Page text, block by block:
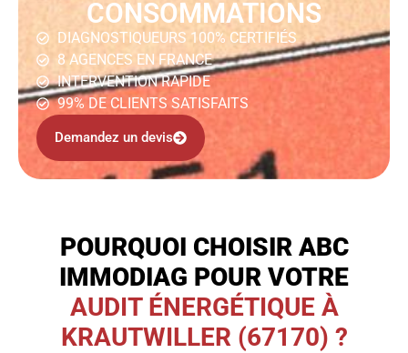
CONSOMMATIONS
DIAGNOSTIQUEURS 100% CERTIFIÉS
8 AGENCES EN FRANCE
INTERVENTION RAPIDE
99% DE CLIENTS SATISFAITS
Demandez un devis
POURQUOI CHOISIR ABC
IMMODIAG POUR VOTRE
AUDIT ÉNERGÉTIQUE À
KRAUTWILLER (67170) ?